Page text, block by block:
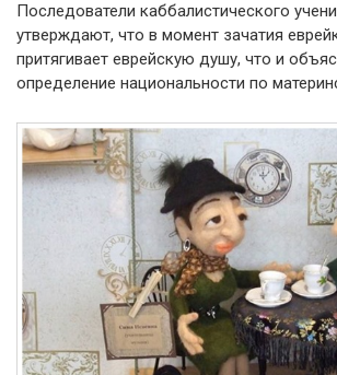
Последователи каббалистического
утверждают, что в момент зачатия
притягивает еврейскую душу, что и
определение национальности по